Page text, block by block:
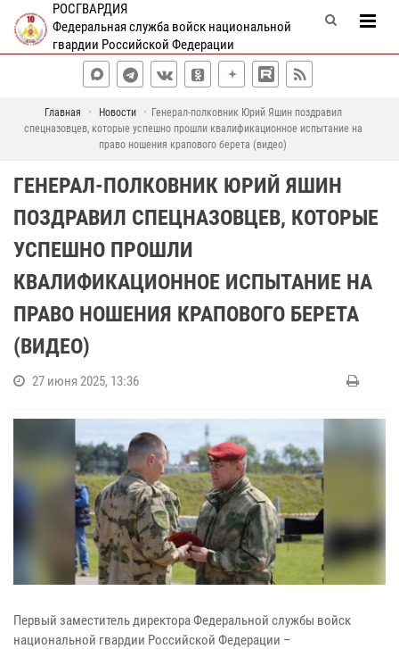
РОСГВАРДИЯ
Федеральная служба войск национальной
гвардии Российской Федерации
Главная Новости
Генерал-полковник Юрий Яшин поздравил
спецназовцев, которые успешно прошли квалификационное испытание на
право ношения крапового берета (видео)
ГЕНЕРАЛ-ПОЛКОВНИК ЮРИЙ ЯШИН
ПОЗДРАВИЛ СПЕЦНАЗОВЦЕВ, КОТОРЫЕ
УСПЕШНО ПРОШЛИ
КВАЛИФИКАЦИОННОЕ ИСПЫТАНИЕ НА
ПРАВО НОШЕНИЯ КРАПОВОГО БЕРЕТА
(ВИДЕО)
27 июня 2025, 13:36
Первый заместитель директора Федеральной службы войск
национальной гвардии Российской Федерации –